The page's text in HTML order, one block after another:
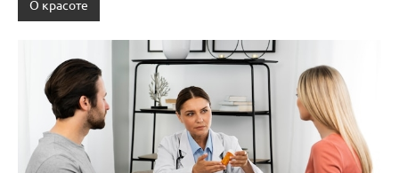
О красоте